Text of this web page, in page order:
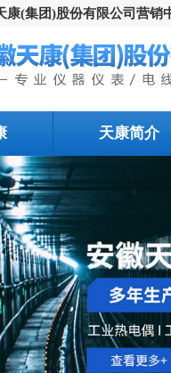
康(集团)股份有限公司营销
天康简介